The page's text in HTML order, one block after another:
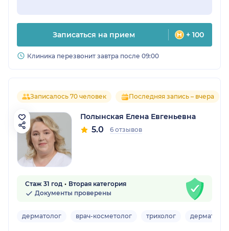
Записаться на прием + 100
Клиника перезвонит завтра после 09:00
Записалось 70 человек Последняя запись – вчера
Полынская Елена Евгеньевна
5.0 6 отзывов
Стаж 31 год
Вторая категория
Документы проверены
дерматолог врач-косметолог трихолог